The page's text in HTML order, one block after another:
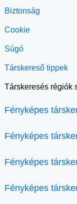
Biztonság
Cookie
Súgó
Társkereső tippek
Társkeresés régiók
Fényképes
Fényképes
Fényképes
Fényképes